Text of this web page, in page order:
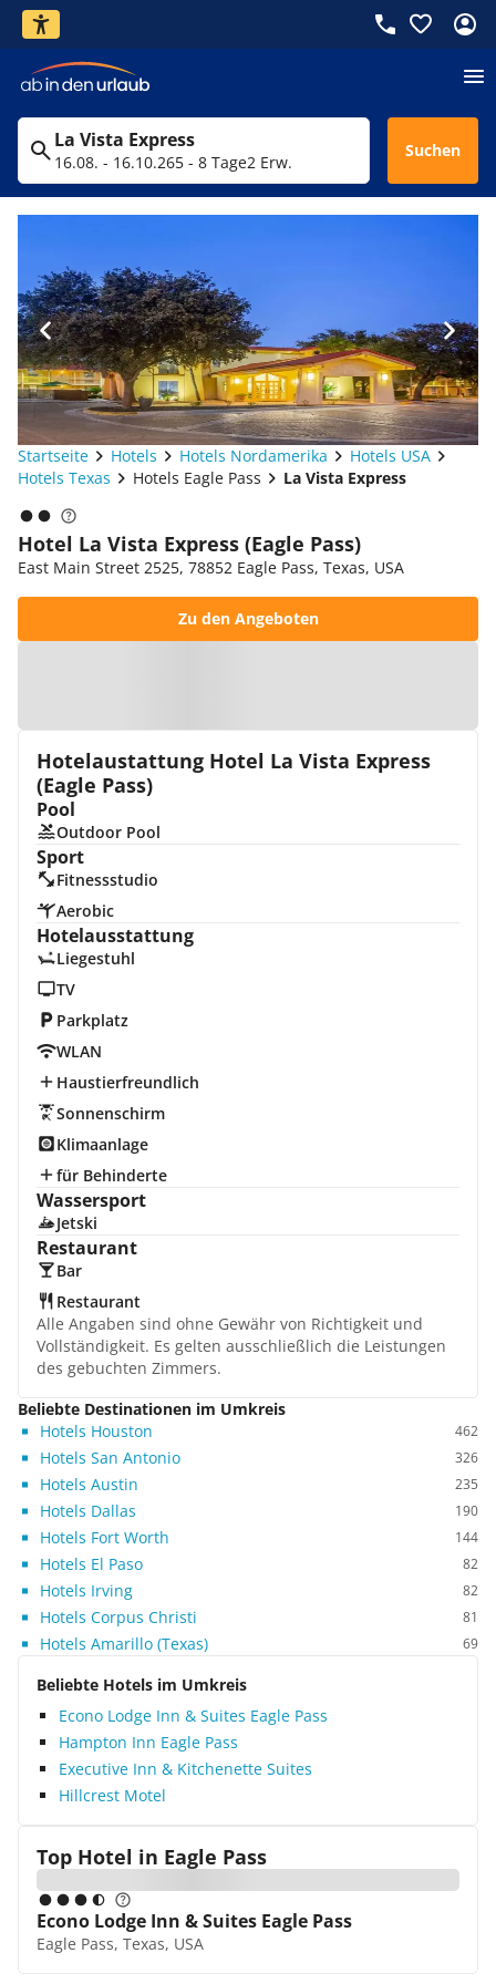
La Vista Express
16.08. - 16.10.265 - 8 Tage2 Erw.
Suchen
Startseite Hotels Hotels Nordamerika
Hotels USA
Hotels Texas
Hotels Eagle Pass La Vista Express
Hotel La Vista Express (Eagle Pass)
East Main Street 2525, 78852 Eagle Pass, Texas, USA
Zu den Angeboten
Hotelaustattung Hotel La Vista Express
(Eagle Pass)
Pool
Outdoor Pool
Sport
Fitnessstudio
Aerobic
Hotelausstattung
Liegestuhl
TV
Parkplatz
WLAN
Haustierfreundlich
Sonnenschirm
Klimaanlage
für Behinderte
Wassersport
Jetski
Restaurant
Bar
Restaurant
Alle Angaben sind ohne Gewähr von Richtigkeit und
Vollständigkeit. Es gelten ausschließlich die Leistungen
des gebuchten Zimmers.
Beliebte Destinationen im Umkreis
Hotels Houston
462
Hotels San Antonio 326
Hotels Austin 235
Hotels Dallas 190
Hotels Fort Worth 144
Hotels El Paso 82
Hotels Irving 82
Hotels Corpus Christi 81
Hotels Amarillo (Texas) 69
Beliebte Hotels im Umkreis
Econo Lodge Inn & Suites Eagle Pass
Hampton Inn Eagle Pass
Executive Inn & Kitchenette Suites
Hillcrest Motel
Top Hotel in Eagle Pass
Econo Lodge Inn & Suites Eagle Pass
Eagle Pass, Texas, USA